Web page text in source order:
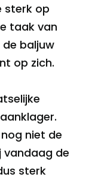
sterk op
taak van
baljuw
op zich.
niet de
vandaag de
sterk